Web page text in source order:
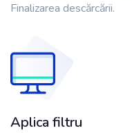
Finalizarea descărcării.
Aplica filtru